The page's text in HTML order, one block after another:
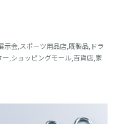
示会,スポーツ用品店,既製品,ドラ
,ショッピングモール,百貨店,家